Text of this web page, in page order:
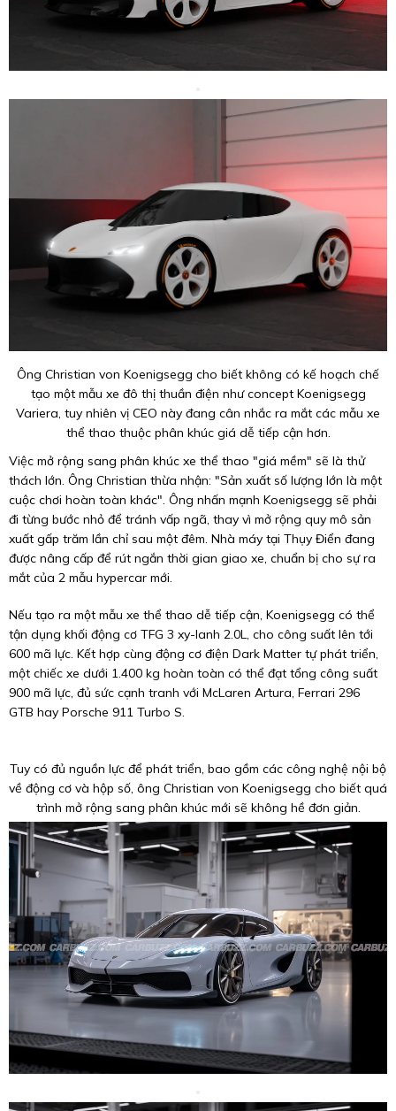
Ông Christian von Koenigsegg cho biết không có kế hoạch chế
tạo một mẫu xe đô thị thuần điện như concept Koenigsegg
Variera, tuy nhiên vị CEO này đang cân nhắc ra mắt các mẫu xe
thể thao thuộc phân khúc giá dễ tiếp cận hơn.
Việc mở rộng sang phân khúc xe thể thao "giá mềm" sẽ là thử
thách lớn. Ông Christian thừa nhận: "Sản xuất số lượng lớn là một
cuộc chơi hoàn toàn khác". Ông nhấn mạnh Koenigsegg sẽ phải
đi từng bước nhỏ để tránh vấp ngã, thay vì mở rộng quy mô sản
xuất gấp trăm lần chỉ sau một đêm. Nhà máy tại Thụy Điển đang
được nâng cấp để rút ngắn thời gian giao xe, chuẩn bị cho sự ra
mắt của 2 mẫu hypercar mới.
Nếu tạo ra một mẫu xe thể thao dễ tiếp cận, Koenigsegg có thể
tận dụng khối động cơ TFG 3 xy-lanh 2.0L, cho công suất lên tới
600 mã lực. Kết hợp cùng động cơ điện Dark Matter tự phát triển,
một chiếc xe dưới 1.400 kg hoàn toàn có thể đạt tổng công suất
900 mã lực, đủ sức cạnh tranh với McLaren Artura, Ferrari 296
GTB hay Porsche 911 Turbo S.
Tuy có đủ nguồn lực để phát triển, bao gồm các công nghệ nội bộ
về động cơ và hộp số, ông Christian von Koenigsegg cho biết quá
trình mở rộng sang phân khúc mới sẽ không hề đơn giản.